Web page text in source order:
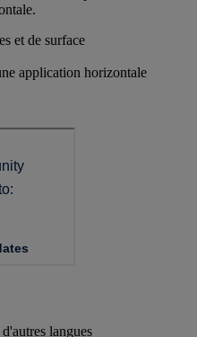
et de surface
application horizontale
langues